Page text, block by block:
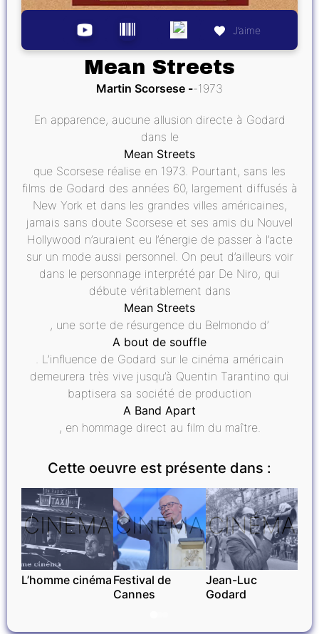
J’aime
Mean Streets
Martin Scorsese 1973
En apparence, aucune allusion directe à Godard
dans le
Mean Streets
que Scorsese réalise en 1973. Pourtant, sans les
films de Godard des années 60, largement diffusés à
New York et dans les grandes villes américaines,
jamais sans doute Scorsese et ses amis du Nouvel
Hollywood n’auraient eu l’énergie de passer à l’acte
sur un mode aussi personnel. On peut d’ailleurs voir
dans le personnage interprété par De Niro, qui
débute véritablement dans
Mean Streets
, une sorte de résurgence du Belmondo d’
A bout de souffle
. L’influence de Godard sur le cinéma américain
demeurera très vive jusqu’à Quentin Tarantino qui
baptisera sa société de production
A Band Apart
, en hommage direct au film du maître.
Cette oeuvre est présente dans :
CINÉMA
L’homme cinéma
CINÉMA
Festival de
Cannes
CINÉMA
Jean-Luc
Godard